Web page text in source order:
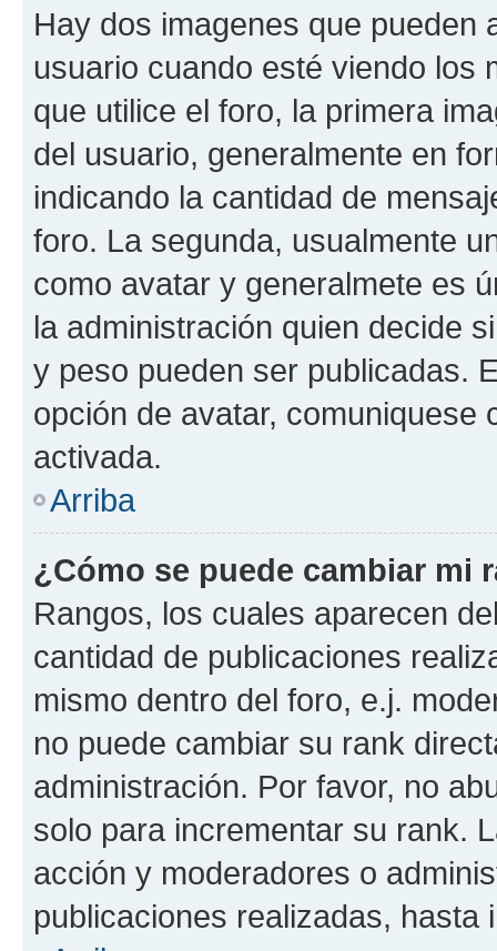
Hay dos imagenes que pueden
usuario cuando esté viendo los
que utilice el foro, la primera
del usuario, generalmente en
indicando la cantidad de
foro. La segunda, usualmente
como avatar y generalmete es
la administración quien decide
y peso pueden ser publicadas.
opción de avatar, comuniquese
activada.
Arriba
¿Cómo se puede cambiar mi
Rangos, los cuales aparecen
cantidad de publicaciones
mismo dentro del foro, e.j.
no puede cambiar su rank
administración. Por favor, no
solo para incrementar su rank.
acción y moderadores o
publicaciones realizadas, hasta